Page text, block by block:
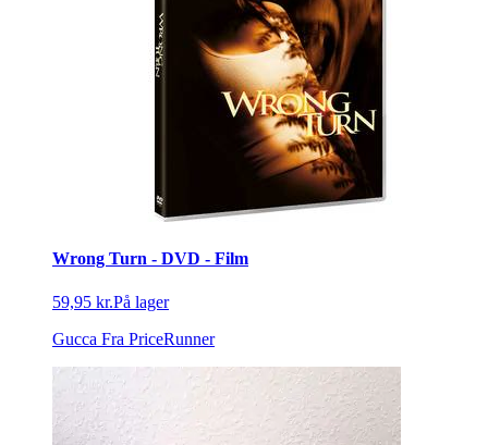
Wrong Turn - DVD - Film
59,95 kr.På lager
Gucca Fra PriceRunner